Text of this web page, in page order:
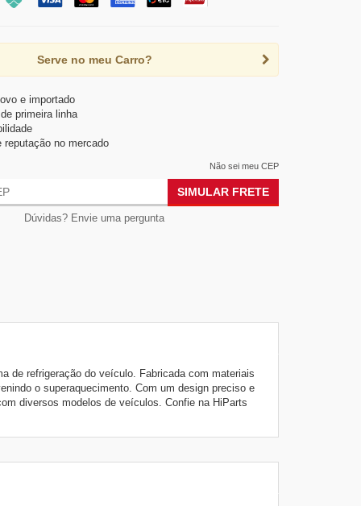
Serve no meu Carro?
e importado
primeira linha
reputação no mercado
Não sei meu CEP
SIMULAR FRETE
Dúvidas? Envie uma pergunta
de refrigeração do veículo. Fabricada com materiais
o superaquecimento. Com um design preciso e
diversos modelos de veículos. Confie na HiParts